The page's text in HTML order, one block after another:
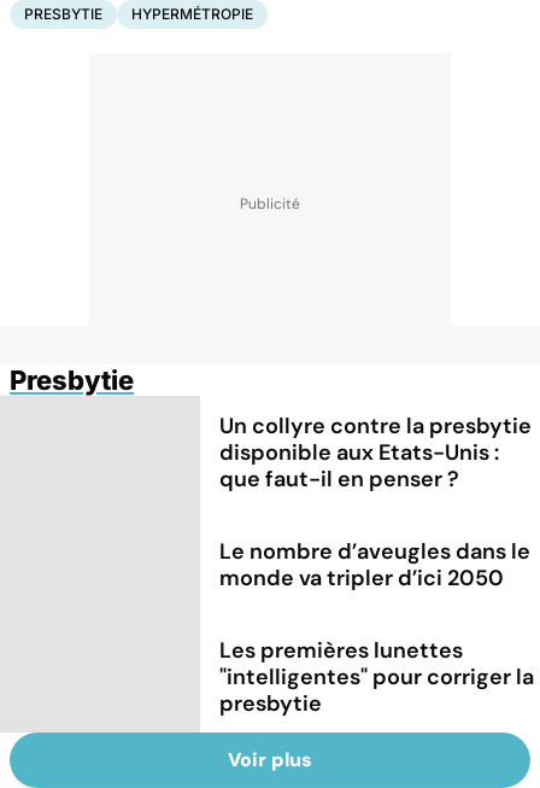
PRESBYTIE HYPERMÉTROPIE
Presbytie
Un collyre contre la presbytie
disponible aux Etats-Unis :
que faut-il en penser ?
Le nombre d’aveugles dans le
monde va tripler d’ici 2050
Les premières lunettes
"intelligentes" pour corriger la
presbytie
Voir plus